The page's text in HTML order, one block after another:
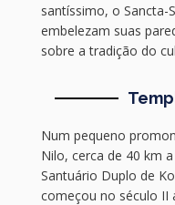
santíssimo, o Sancta-
embelezam suas
sobre a tradição do
Num pequeno
Nilo, cerca de 40 km
Santuário Duplo de
começou no século II